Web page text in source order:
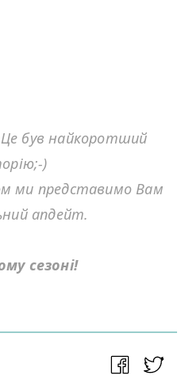
Це був найкоротший
)
ми представимо Вам
апдейт.
сезоні!